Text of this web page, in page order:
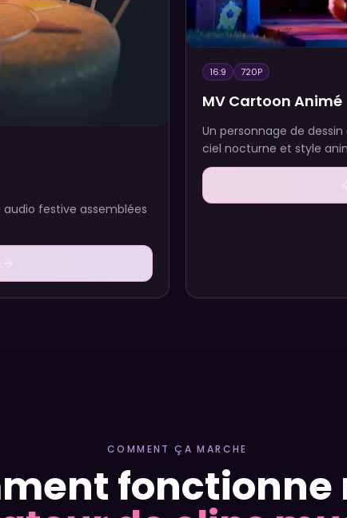
festive assemblées
16:9 720P
MV Cartoon Animé
Un personnage de
ciel nocturne et style
COMMENT ÇA MARCHE
fonctionne